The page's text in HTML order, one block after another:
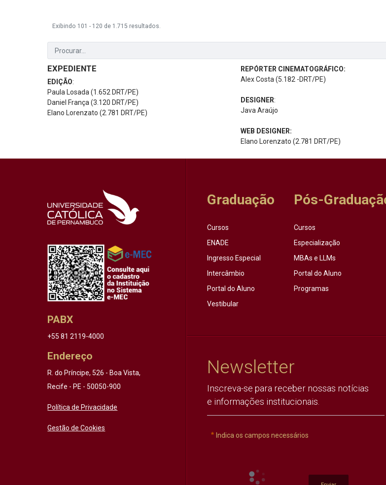
Exibindo 101 - 120 de 1.715 resultados.
EXPEDIENTE
EDIÇÃO:
Paula Losada (1.652 DRT/PE)
Daniel França (3.120 DRT/PE)
Elano Lorenzato (2.781 DRT/PE)
REPÓRTER CINEMATOGRÁFICO:
Alex Costa (5.182 -DRT/PE)
DESIGNER:
Java Araújo
WEB DESIGNER:
Elano Lorenzato (2.781 DRT/PE)
PABX
+55 81 2119-4000
Endereço
R. do Príncipe, 526 - Boa Vista,
Recife - PE - 50050-900
Política de Privacidade
Gestão de Cookies
Graduação
Cursos
ENADE
Ingresso Especial
Intercâmbio
Portal do Aluno
Vestibular
Pós-
Cursos
Especialização
MBAs e LLMs
Portal do Aluno
Programas
Newsletter
Inscreva-se para receber nossas notícias
e informações institucionais.
Indica os campos necessários